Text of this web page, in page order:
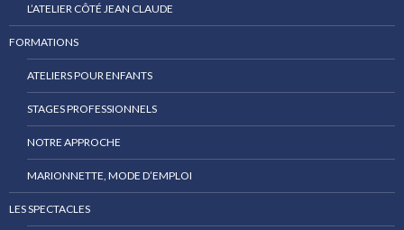
L’ATELIER CÔTÉ JEAN CLAUDE
FORMATIONS
ATELIERS POUR ENFANTS
STAGES PROFESSIONNELS
NOTRE APPROCHE
MARIONNETTE, MODE D’EMPLOI
LES SPECTACLES